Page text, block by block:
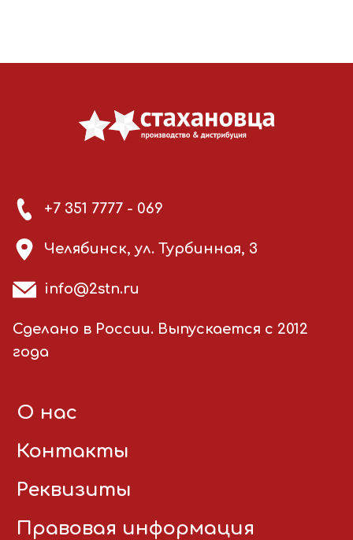
+7 351 7777 - 069
Челябинск, ул. Турбинная, 3
info@2stn.ru
Сделано в России. Выпускается с 2012
года
О нас
Контакты
Реквизиты
Правовая информация